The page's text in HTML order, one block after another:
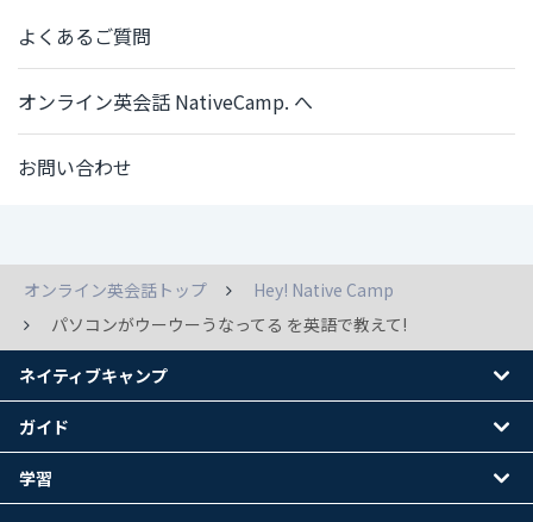
よくあるご質問
オンライン英会話 NativeCamp. へ
お問い合わせ
オンライン英会話トップ
Hey! Native Camp
パソコンがウーウーうなってる を英語で教えて!
ネイティブキャンプ
ガイド
学習